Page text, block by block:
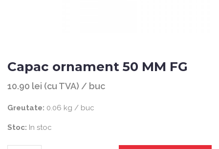
Capac ornament 50 MM FG
10.90 lei (cu TVA) / buc
Greutate: 0.06 kg / buc
Stoc: In stoc